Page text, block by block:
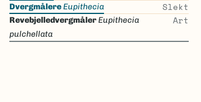
DvergmålereEupithecia Slekt
RevebjelledvergmålerEupithecia
pulchellata
Art